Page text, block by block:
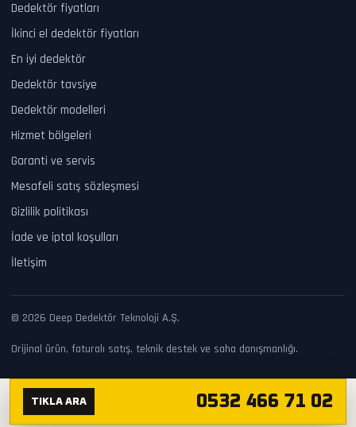
Dedektör fiyatları
İkinci el dedektör fiyatları
En iyi dedektör
Dedektör tavsiye
Dedektör modelleri
Hizmet bölgeleri
Garanti ve servis
Mesafeli satış sözleşmesi
Gizlilik politikası
İade ve iptal koşulları
İletişim
© 2026 Deep Dedektör Teknoloji A.Ş.
Orijinal ürün, faturalı satış, teknik destek ve saha danışmanlığı.
TIKLA ARA 0532 466 71 02